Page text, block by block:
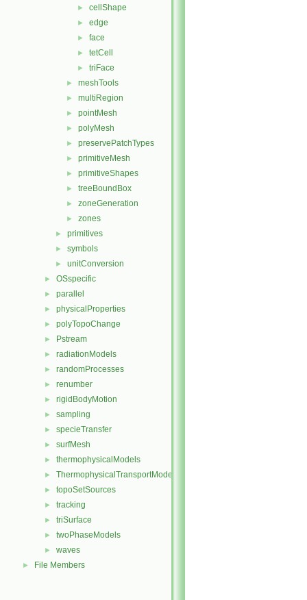
► cellShape
► edge
► face
► tetCell
► triFace
► meshTools
► multiRegion
► pointMesh
► polyMesh
► preservePatchTypes
► primitiveMesh
► primitiveShapes
► treeBoundBox
► zoneGeneration
► zones
► primitives
► symbols
► unitConversion
► OSspecific
► parallel
► physicalProperties
► polyTopoChange
► Pstream
► radiationModels
► randomProcesses
► renumber
► rigidBodyMotion
► sampling
► specieTransfer
► surfMesh
► thermophysicalModels
► ThermophysicalTransportModels
► topoSetSources
► tracking
► triSurface
► twoPhaseModels
► waves
► File Members